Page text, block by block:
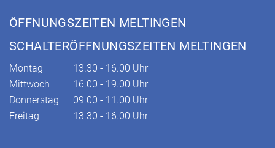
ÖFFNUNGSZEITEN MELTINGEN
SCHALTERÖFFNUNGSZEITEN MELTINGEN
Montag
13.30 - 16.00 Uhr
Mittwoch
16.00 - 19.00 Uhr
Donnerstag
09.00 - 11.00 Uhr
Freitag
13.30 - 16.00 Uhr